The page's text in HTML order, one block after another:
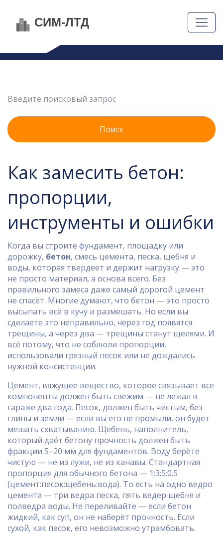
Поиск
Как замесить бетон:
пропорции,
инструменты и ошибки
Когда вы строите фундамент, площадку или
дорожку, бетон, смесь цемента, песка, щебня и
воды, которая твердеет и держит нагрузку — это
не просто материал, а основа всего. Без
правильного замеса даже самый дорогой цемент
не спасёт. Многие думают, что бетон — это просто
высыпать всё в кучу и размешать. Но если вы
сделаете это неправильно, через год появятся
трещины, а через два — трещины станут щелями. И
всё потому, что не соблюли пропорции,
использовали грязный песок или не дождались
нужной консистенции.
Цемент, вяжущее вещество, которое связывает все
компоненты должен быть свежим — не лежал в
гараже два года. Песок, должен быть чистым, без
глины и земли — если вы его не промыли, он будет
мешать схватыванию. Щебень, наполнитель,
который даёт бетону прочность должен быть
фракции 5–20 мм для фундаментов. Воду берёте
чистую — не из лужи, не из канавы. Стандартная
пропорция для обычного бетона — 1:3:5:0.5
(цемент:песок:щебень:вода). То есть на одно ведро
цемента — три ведра песка, пять ведер щебня и
полведра воды. Не переливайте — если бетон
жидкий, как суп, он не наберёт прочность. Если
сухой, как песок, его невозможно утрамбовать.